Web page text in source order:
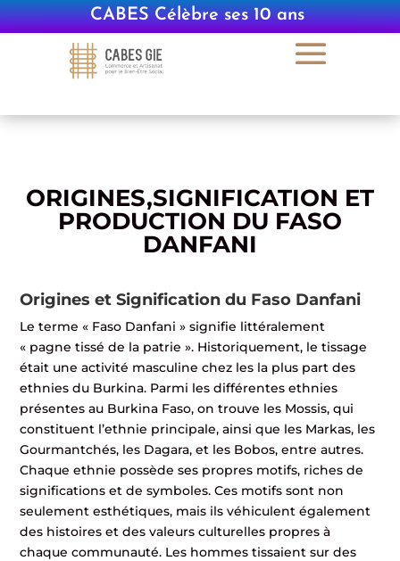
CABES Célèbre ses 10 ans|
ORIGINES,SIGNIFICATION ET
PRODUCTION DU FASO
DANFANI
Origines et Signification du Faso Danfani
Le terme « Faso Danfani » signifie littéralement
« pagne tissé de la patrie ». Historiquement, le tissage
était une activité masculine chez les la plus part des
ethnies du Burkina. Parmi les différentes ethnies
présentes au Burkina Faso, on trouve les Mossis, qui
constituent l’ethnie principale, ainsi que les Markas, les
Gourmantchés, les Dagara, et les Bobos, entre autres.
Chaque ethnie possède ses propres motifs, riches de
significations et de symboles. Ces motifs sont non
seulement esthétiques, mais ils véhiculent également
des histoires et des valeurs culturelles propres à
chaque communauté. Les hommes tissaient sur des